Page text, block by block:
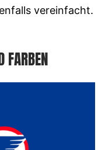
vereinfacht.
FARBEN